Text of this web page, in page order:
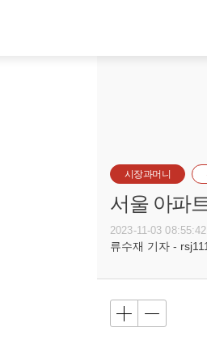
시장과머니
서울 아파
2023-11-03 08:55:42
류수재 기자 -